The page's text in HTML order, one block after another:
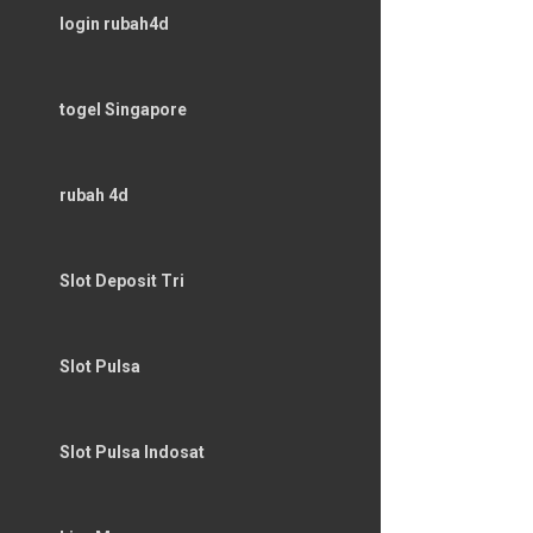
login rubah4d
togel Singapore
rubah 4d
Slot Deposit Tri
Slot Pulsa
Slot Pulsa Indosat